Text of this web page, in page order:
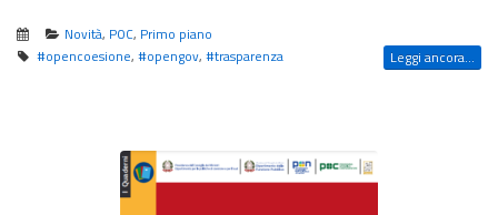
Novità, POC, Primo piano
#opencoesione, #opengov, #trasparenza Leggi ancora...